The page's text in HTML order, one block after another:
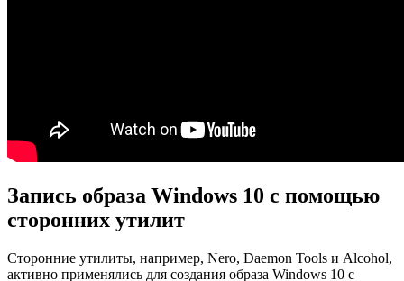
Запись образа Windows 10 с помощью
сторонних утилит
Сторонние утилиты, например, Nero, Daemon Tools и Alcohol,
активно применялись для создания образа Windows 10 с